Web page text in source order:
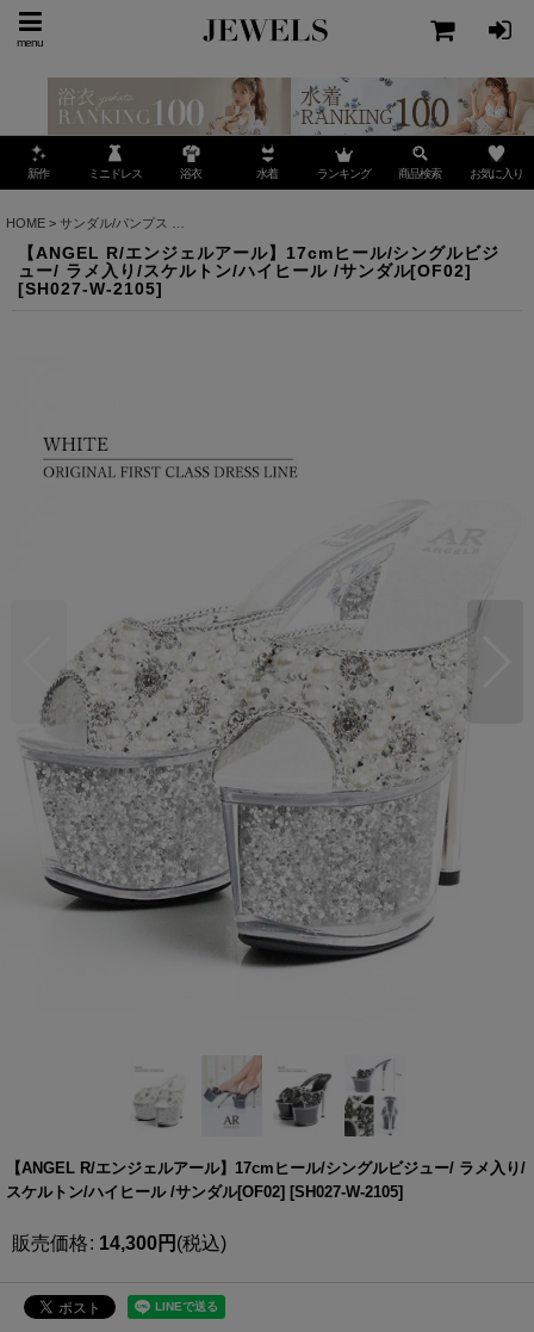
menu
新作 ミニドレス 浴衣 水着 ランキング 商品検索 お気に入り
HOME > サンダル/パンプス
【ANGEL R/エンジェルアール】17cmヒール/シングルビジ
ュー/ ラメ入り/スケルトン/ハイヒール /サンダル[OF02]
[SH027-W-2105]
【ANGEL R/エンジェルアール】17cmヒール/シングルビジュー/ ラメ入り/
スケルトン/ハイヒール /サンダル[OF02] [SH027-W-2105]
販売価格: 14,300円 (税込)